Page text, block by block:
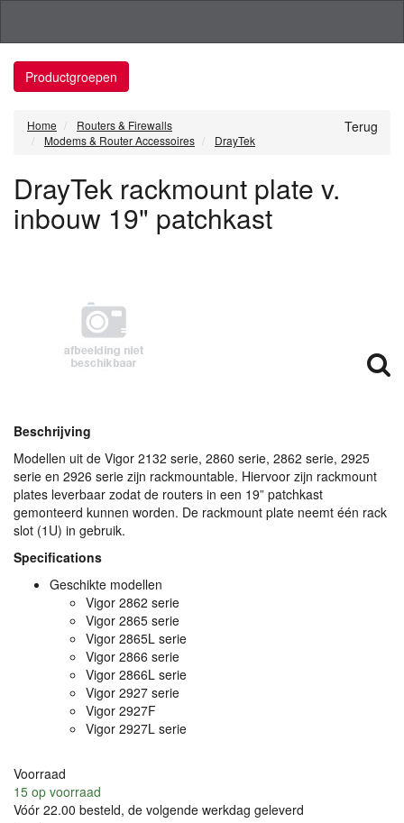
Productgroepen
Terug
Home
Routers & Firewalls
Modems & Router Accessoires
DrayTek
DrayTek rackmount plate v.
inbouw 19" patchkast
Beschrijving
Modellen uit de Vigor 2132 serie, 2860 serie, 2862 serie, 2925
serie en 2926 serie zijn rackmountable. Hiervoor zijn rackmount
plates leverbaar zodat de routers in een 19” patchkast
gemonteerd kunnen worden. De rackmount plate neemt één rack
slot (1U) in gebruik.
Specifications
Geschikte modellen
Vigor 2862 serie
Vigor 2865 serie
Vigor 2865L serie
Vigor 2866 serie
Vigor 2866L serie
Vigor 2927 serie
Vigor 2927F
Vigor 2927L serie
Voorraad
15 op voorraad
Vóór 22.00 besteld, de volgende werkdag geleverd